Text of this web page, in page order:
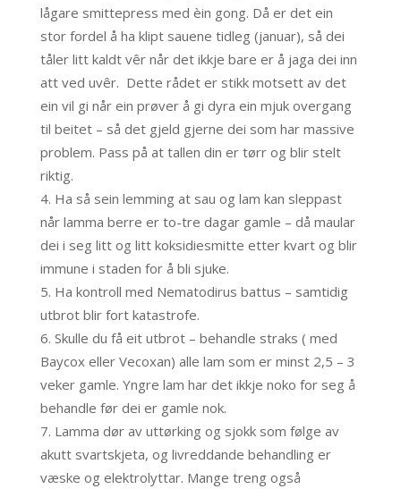
lågare smittepress med èin gong. Då er det ein
stor fordel å ha klipt sauene tidleg (januar), så dei
tåler litt kaldt vêr når det ikkje bare er å jaga dei inn
att ved uvêr. Dette rådet er stikk motsett av det
ein vil gi når ein prøver å gi dyra ein mjuk overgang
til beitet – så det gjeld gjerne dei som har massive
problem. Pass på at tallen din er tørr og blir stelt
riktig.
Ha så sein lemming at sau og lam kan sleppast
når lamma berre er to-tre dagar gamle – då maular
dei i seg litt og litt koksidiesmitte etter kvart og blir
immune i staden for å bli sjuke.
Ha kontroll med Nematodirus battus – samtidig
utbrot blir fort katastrofe.
Skulle du få eit utbrot – behandle straks ( med
Baycox eller Vecoxan) alle lam som er minst 2,5 – 3
veker gamle. Yngre lam har det ikkje noko for seg å
behandle før dei er gamle nok.
Lamma dør av uttørking og sjokk som følge av
akutt svartskjeta, og livreddande behandling er
væske og elektrolyttar. Mange treng også